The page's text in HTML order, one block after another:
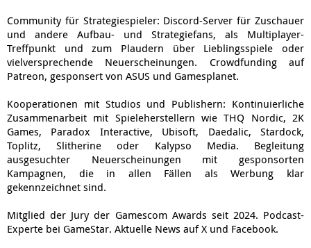
Community für Strategiespieler: Discord-Server für Zuschauer
und andere Aufbau- und Strategiefans, als Multiplayer-
Treffpunkt und zum Plaudern über Lieblingsspiele oder
vielversprechende Neuerscheinungen. Crowdfunding auf
Patreon, gesponsert von ASUS und Gamesplanet.
Kooperationen mit Studios und Publishern: Kontinuierliche
Zusammenarbeit mit Spieleherstellern wie THQ Nordic, 2K
Games, Paradox Interactive, Ubisoft, Daedalic, Stardock,
Toplitz, Slitherine oder Kalypso Media. Begleitung
ausgesuchter Neuerscheinungen mit gesponsorten
Kampagnen, die in allen Fällen als Werbung klar
gekennzeichnet sind.
Mitglied der Jury der Gamescom Awards seit 2024. Podcast-
Experte bei GameStar. Aktuelle News auf X und Facebook.